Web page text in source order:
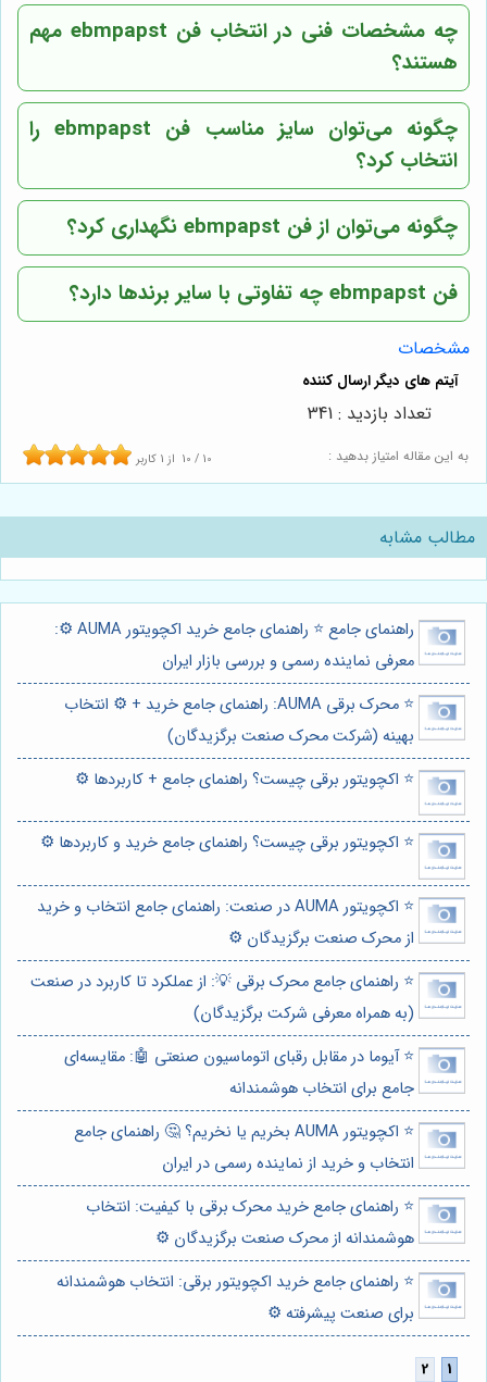
چه مشخصات فنی در انتخاب فن ebmpapst مهم
هستند؟
چگونه می‌توان سایز مناسب فن ebmpapst را
انتخاب کرد؟
چگونه می‌توان از فن ebmpapst نگهداری کرد؟
فن ebmpapst چه تفاوتی با سایر برندها دارد؟
مشخصات
به این مقاله امتیاز بدهید : 10 / 10 از 1 کاربر
تعداد بازدید : 341
مطالب مشابه
راهنمای جامع ⭐️ راهنمای جامع خرید اکچویتور AUMA ⚙️:
معرفی نماینده رسمی و بررسی بازار ایران
⭐️ محرک برقی AUMA: راهنمای جامع خرید + ⚙️ انتخاب
بهینه (شرکت محرک صنعت برگزیدگان)
⭐️ اکچویتور برقی چیست؟ راهنمای جامع + کاربردها ⚙️
⭐️ اکچویتور برقی چیست؟ راهنمای جامع خرید و کاربردها ⚙️
⭐️ اکچویتور AUMA در صنعت: راهنمای جامع انتخاب و خرید
از محرک صنعت برگزیدگان ⚙️
⭐️ راهنمای جامع محرک برقی 💡: از عملکرد تا کاربرد در صنعت
(به همراه معرفی شرکت برگزیدگان)
⭐️ آیوما در مقابل رقبای اتوماسیون صنعتی 🤖: مقایسه‌ای
جامع برای انتخاب هوشمندانه
⭐️ اکچویتور AUMA بخریم یا نخریم؟ 🤔 راهنمای جامع
انتخاب و خرید از نماینده رسمی در ایران
⭐️ راهنمای جامع خرید محرک برقی با کیفیت: انتخاب
هوشمندانه از محرک صنعت برگزیدگان ⚙️
⭐️ راهنمای جامع خرید اکچویتور برقی: انتخاب هوشمندانه
برای صنعت پیشرفته ⚙️